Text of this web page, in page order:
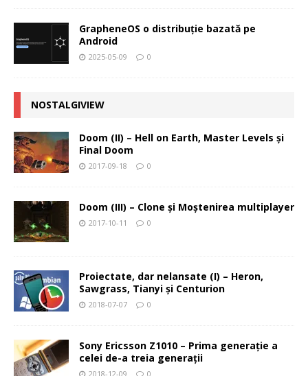
GrapheneOS o distribuție bazată pe
Android
2025-05-09 0
NOSTALGIVIEW
Doom (II) – Hell on Earth, Master Levels şi
Final Doom
2017-09-18 0
Doom (III) – Clone şi Moştenirea multiplayer
2017-10-11 0
Proiectate, dar nelansate (I) – Heron,
Sawgrass, Tianyi şi Centurion
2018-07-07 0
Sony Ericsson Z1010 – Prima generaţie a
celei de-a treia generaţii
2018-12-09 0